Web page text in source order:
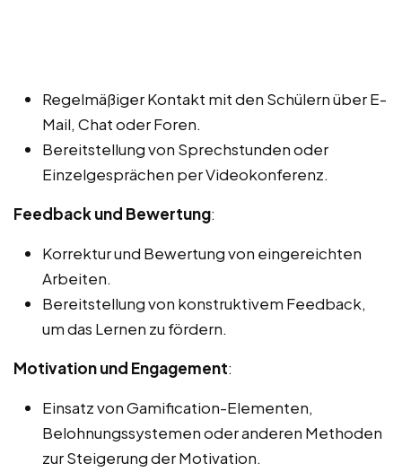
Regelmäßiger Kontakt mit den Schülern über E-
Mail, Chat oder Foren.
Bereitstellung von Sprechstunden oder
Einzelgesprächen per Videokonferenz.
Feedback und Bewertung:
Korrektur und Bewertung von eingereichten
Arbeiten.
Bereitstellung von konstruktivem Feedback,
um das Lernen zu fördern.
Motivation und Engagement:
Einsatz von Gamification-Elementen,
Belohnungssystemen oder anderen Methoden
zur Steigerung der Motivation.